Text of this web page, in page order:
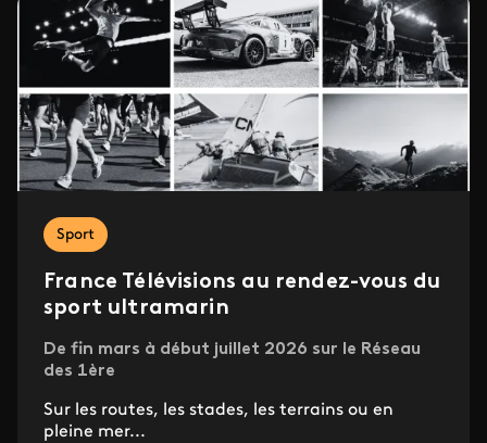
Sport
France Télévisions au rendez-vous du
sport ultramarin
De fin mars à début juillet 2026 sur le Réseau
des 1ère
Sur les routes, les stades, les terrains ou en
pleine mer...